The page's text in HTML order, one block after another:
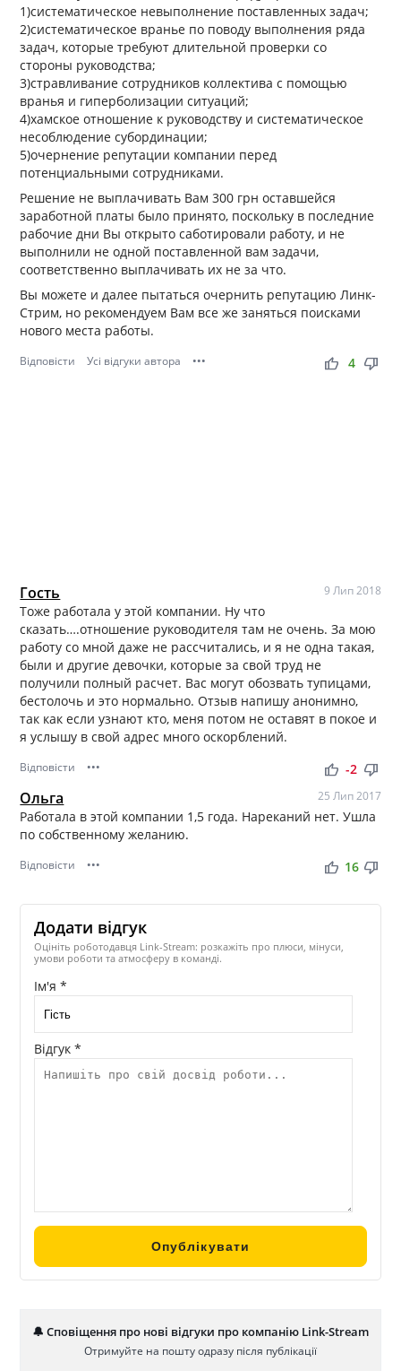
1)систематическое невыполнение поставленных задач;
2)систематическое вранье по поводу выполнения ряда
задач, которые требуют длительной проверки со
стороны руководства;
3)стравливание сотрудников коллектива с помощью
вранья и гиперболизации ситуаций;
4)хамское отношение к руководству и систематическое
несоблюдение субординации;
5)очернение репутации компании перед
потенциальными сотрудниками.
Решение не выплачивать Вам 300 грн оставшейся
заработной платы было принято, поскольку в последние
рабочие дни Вы открыто саботировали работу, и не
выполнили не одной поставленной вам задачи,
соответственно выплачивать их не за что.
Вы можете и далее пытаться очернить репутацию Линк-
Стрим, но рекомендуем Вам все же заняться поисками
нового места работы.
Відповісти Усі відгуки автора ••• thumb_up thumb_down
4
Гость 9 Лип 2018
Тоже работала у этой компании. Ну что
сказать….отношение руководителя там не очень. За мою
работу со мной даже не рассчитались, и я не одна такая,
были и другие девочки, которые за свой труд не
получили полный расчет. Вас могут обозвать тупицами,
бестолочь и это нормально. Отзыв напишу анонимно,
так как если узнают кто, меня потом не оставят в покое и
я услышу в свой адрес много оскорблений.
Відповісти ••• thumb_up thumb_down
-2
Ольга 25 Лип 2017
Работала в этой компании 1,5 года. Нареканий нет. Ушла
по собственному желанию.
Відповісти ••• thumb_up thumb_down
16
Додати відгук
Оцініть роботодавця Link-Stream: розкажіть про плюси, мінуси,
умови роботи та атмосферу в команді.
Ім'я *
Відгук *
🔔 Сповіщення про нові відгуки про компанію Link-Stream
Отримуйте на пошту одразу після публікації